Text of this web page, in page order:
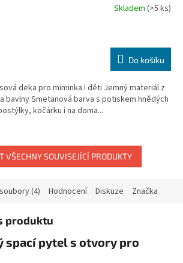
Skladem (>5 ks)
Do košíku
deka pro miminka i děti Jemný materiál z
bavlny Smetanová barva s potiskem hnědých
kočárku i na doma...
VŠECHNY SOUVISEJÍCÍ PRODUKTY
(4) Hodnocení Diskuze Značka
produktu
spací pytel s otvory pro